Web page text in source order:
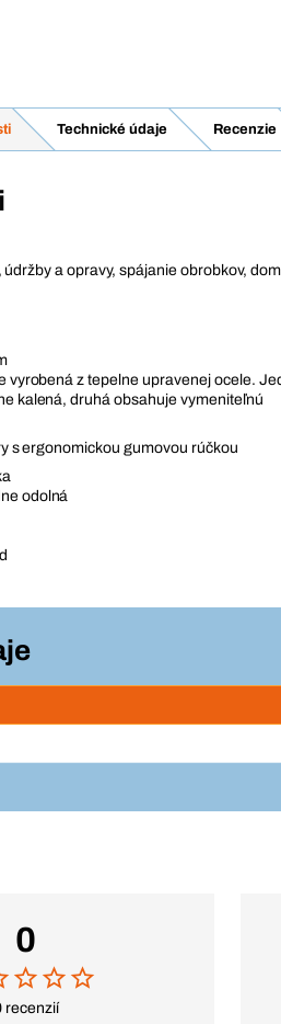
Technické údaje Recenzie
a opravy, spájanie obrobkov,
vyrobená z tepelne upravenej ocele.
kalená, druhá obsahuje vymeniteľnú
s ergonomickou gumovou rúčkou
odolná
0
recenzií